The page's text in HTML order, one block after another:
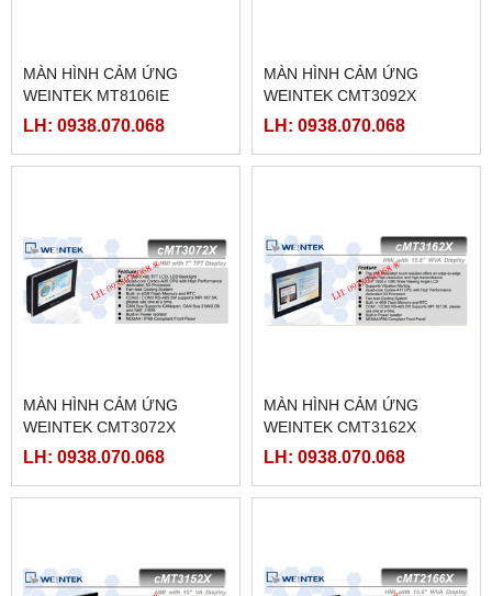
MÀN HÌNH CẢM ỨNG
WEINTEK MT8106IE
LH: 0938.070.068
MÀN HÌNH CẢM ỨNG
WEINTEK CMT3092X
LH: 0938.070.068
MÀN HÌNH CẢM ỨNG
WEINTEK CMT3072X
LH: 0938.070.068
MÀN HÌNH CẢM ỨNG
WEINTEK CMT3162X
LH: 0938.070.068